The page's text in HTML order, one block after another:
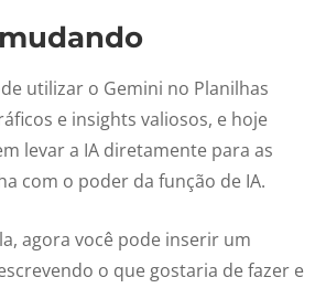
utilizar o Gemini no Planilhas
e insights valiosos, e hoje
levar a IA diretamente para as
com o poder da função de IA.
agora você pode inserir um
o que gostaria de fazer e